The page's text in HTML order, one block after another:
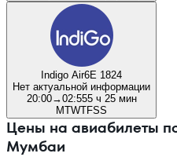
Indigo Air6E 1824
Нет актуальной информации
20:00→02:555 ч 25 мин
MTWTFSS
Цены на авиабилеты
Мумбаи